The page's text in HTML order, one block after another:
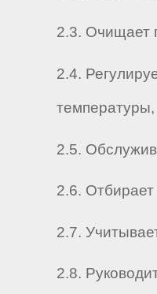
2.3. Очищает
2.4.
2.5.
2.6.
2.7.
2.8.